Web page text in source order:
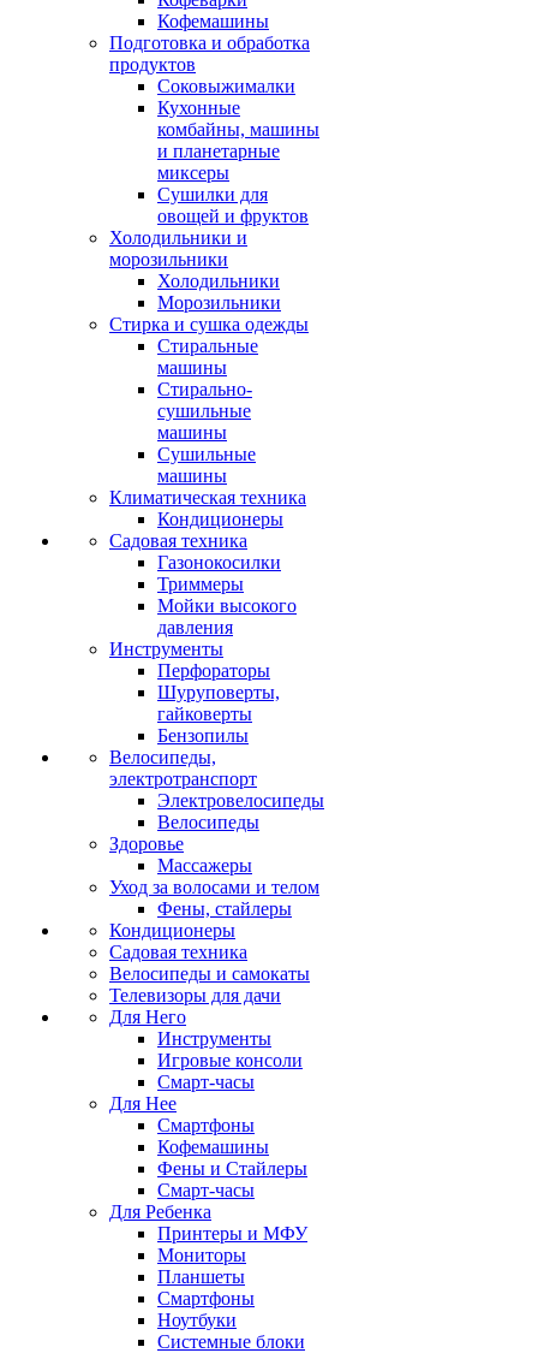
Кофемашины
Подготовка и обработка
продуктов
Соковыжималки
Кухонные
комбайны, машины
и планетарные
миксеры
Сушилки для
овощей и фруктов
Холодильники и
морозильники
Холодильники
Морозильники
Стирка и сушка одежды
Стиральные
машины
Стирально-
сушильные
машины
Сушильные
машины
Климатическая техника
Кондиционеры
Садовая техника
Газонокосилки
Триммеры
Мойки высокого
давления
Инструменты
Перфораторы
Шуруповерты,
гайковерты
Бензопилы
Велосипеды,
электротранспорт
Электровелосипеды
Велосипеды
Здоровье
Массажеры
Уход за волосами и телом
Фены, стайлеры
Кондиционеры
Садовая техника
Велосипеды и самокаты
Телевизоры для дачи
Для Него
Инструменты
Игровые консоли
Смарт-часы
Для Нее
Смартфоны
Кофемашины
Фены и Стайлеры
Смарт-часы
Для Ребенка
Принтеры и МФУ
Мониторы
Планшеты
Смартфоны
Ноутбуки
Системные блоки